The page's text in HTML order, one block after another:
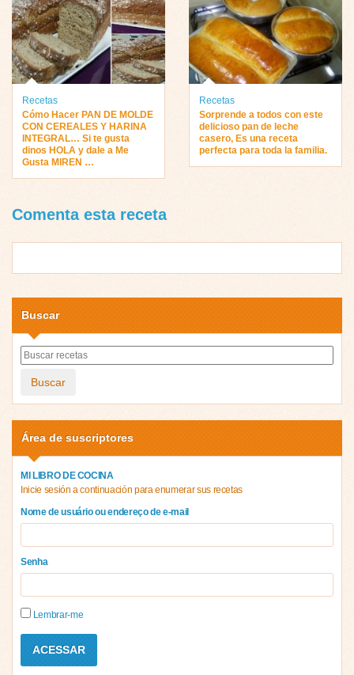
Recetas
Cómo Hacer PAN DE MOLDE
CON CEREALES Y HARINA
INTEGRAL… Si te gusta
dinos HOLA y dale a Me
Gusta MIREN …
Recetas
Sorprende a todos con este
delicioso pan de leche
casero, Es una receta
perfecta para toda la familia.
Comenta esta receta
Buscar
Buscar
Área de suscriptores
MI LIBRO DE COCINA
Inicie sesión a continuación para enumerar sus recetas
Nome de usuário ou endereço de e-mail
Senha
Lembrar-me